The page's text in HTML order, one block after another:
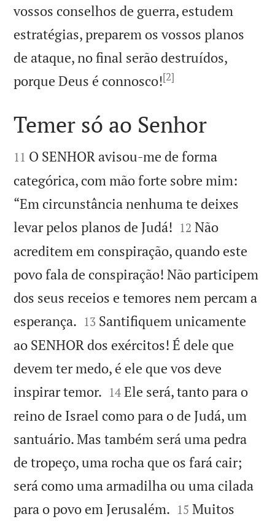
vossos conselhos de guerra, estudem
estratégias, preparem os vossos planos
de ataque, no final serão destruídos,
porque Deus é connosco![2]

Temer só ao Senhor

11 O SENHOR avisou-me de forma
categórica, com mão forte sobre mim:
“Em circunstância nenhuma te deixes
levar pelos planos de Judá! 

12 Não
acreditem em conspiração, quando este
povo fala de conspiração! Não participem
dos seus receios e temores nem percam a
esperança. 

13 Santifiquem unicamente
ao SENHOR dos exércitos! É dele que
devem ter medo, é ele que vos deve
inspirar temor. 

14 Ele será, tanto para o
reino de Israel como para o de Judá, um
santuário. Mas também será uma pedra
de tropeço, uma rocha que os fará cair;
será como uma armadilha ou uma cilada
para o povo em Jerusalém. 

15 Muitos